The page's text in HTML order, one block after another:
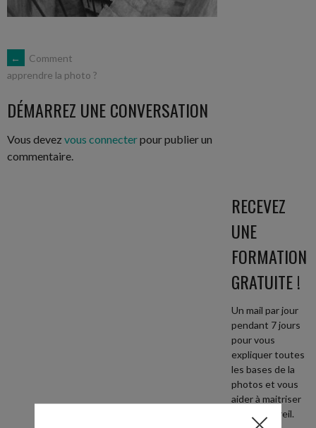
NAVIGATION
DES
ARTICLES
←
Comment
apprendre la photo ?
DÉMARREZ UNE CONVERSATION
Vous devez vous connecterpour publier un
commentaire.
RECEVEZ
UNE
FORMATION
GRATUITE !
Un mail par jour
pendant 7 jours
pour vous
expliquer toutes
les bases de la
photos et vous
aider à maitriser
votre appareil.